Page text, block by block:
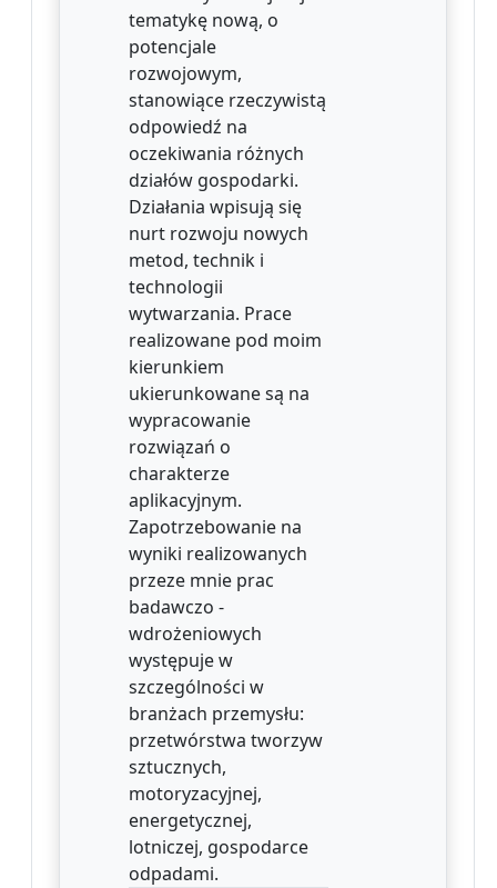
tematykę nową, o
potencjale
rozwojowym,
stanowiące rzeczywistą
odpowiedź na
oczekiwania różnych
działów gospodarki.
Działania wpisują się
nurt rozwoju nowych
metod, technik i
technologii
wytwarzania. Prace
realizowane pod moim
kierunkiem
ukierunkowane są na
wypracowanie
rozwiązań o
charakterze
aplikacyjnym.
Zapotrzebowanie na
wyniki realizowanych
przeze mnie prac
badawczo -
wdrożeniowych
występuje w
szczególności w
branżach przemysłu:
przetwórstwa tworzyw
sztucznych,
motoryzacyjnej,
energetycznej,
lotniczej, gospodarce
odpadami.